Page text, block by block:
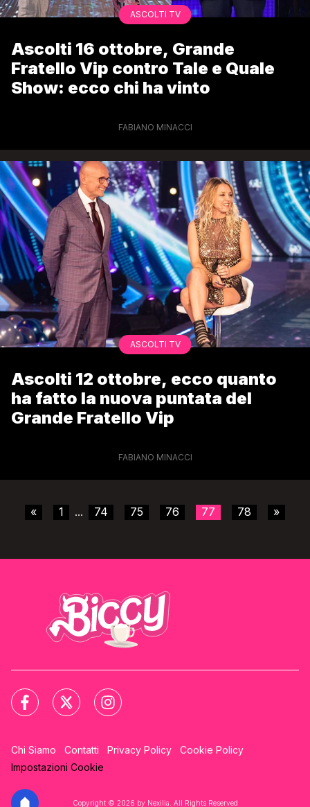
ASCOLTI TV
Ascolti 16 ottobre, Grande
Fratello Vip contro Tale e Quale
Show: ecco chi ha vinto
FABIANO MINACCI
ASCOLTI TV
Ascolti 12 ottobre, ecco quanto
ha fatto la nuova puntata del
Grande Fratello Vip
FABIANO MINACCI
« 1 ... 74 75 76 77 78 »
Chi Siamo Contatti Privacy Policy
Cookie Policy
Impostazioni Cookie
Copyright © 2026 by Nexilia. All Rights Reserved